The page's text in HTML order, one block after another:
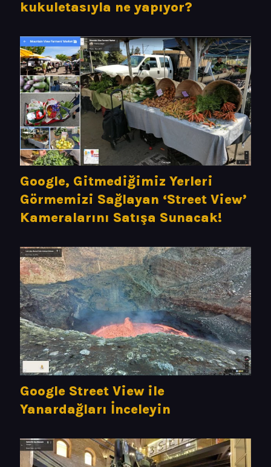
kukuletasıyla ne yapıyor?
Google, Gitmediğimiz Yerleri
Görmemizi Sağlayan ‘Street View’
Kameralarını Satışa Sunacak!
Google Street View ile
Yanardağları İnceleyin